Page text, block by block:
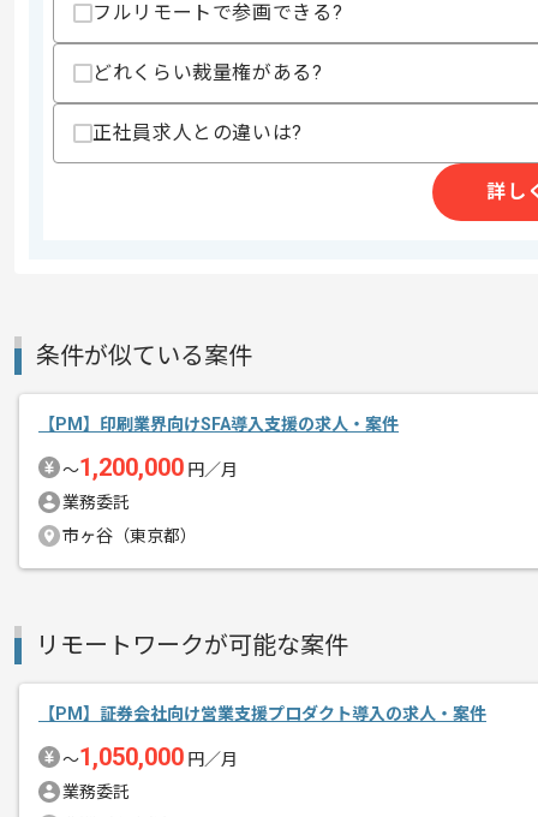
・オフショア開発経験
スキルに不安がある方へ
メント
レバテックでの実績がある企業の案件で
スクラムマスターの経験を活かすことが
複数案件を保有している企業ですので、
経験豊富なエンジニアと成長が出来る
フルリモートで参画できる?
どれくらい裁量権がある?
正社員求人との違いは?
詳し
条件が似ている案件
【PM】印刷業界向けSFA導入支援の求人・案件
〜1,200,000 円／月
業務委託
市ヶ谷（東京都）
リモートワークが可能な案件
【PM】証券会社向け営業支援プロダクト導入の求人・案件
〜1,050,000 円／月
業務委託